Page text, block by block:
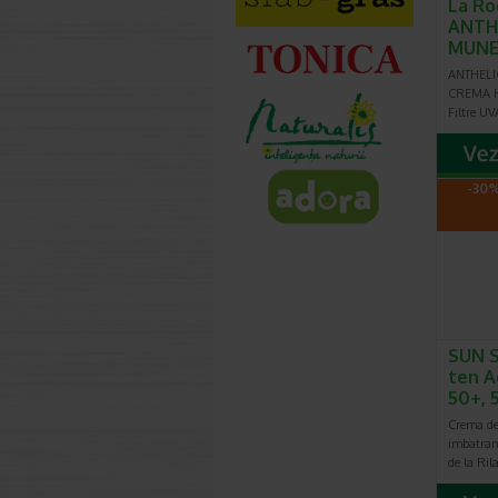
La
CREMA
Filtre
-
SUN
ten
50+,
Crema
de la